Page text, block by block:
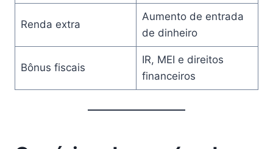
Renda extra
Aumento de entrada
de dinheiro
Bônus fiscais
IR, MEI e direitos
financeiros